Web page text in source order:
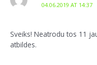
04.06.2019 AT 14:37
Sveiks! Neatrodu tos 11
atbildes.